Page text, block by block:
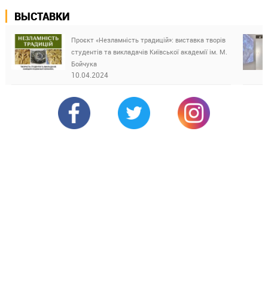
ВЫСТАВКИ
Проєкт «Незламність традицій»: виставка творів
студентів та викладачів Київської академії ім. М.
Бойчука
10.04.2024